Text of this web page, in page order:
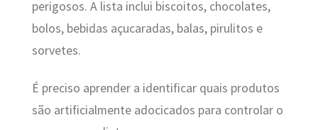
perigosos. A lista inclui biscoitos, chocolates,
bolos, bebidas açucaradas, balas, pirulitos e
sorvetes.
É preciso aprender a identificar quais produtos
são artificialmente adocicados para controlar o